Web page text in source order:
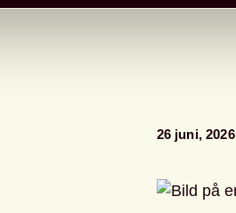
26 juni, 2026